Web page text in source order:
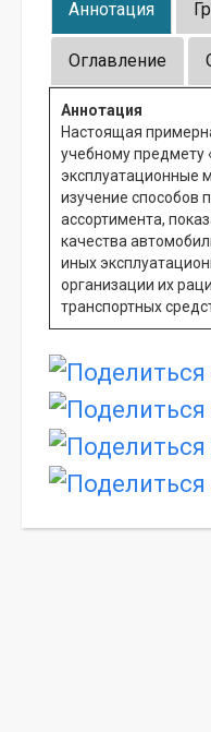
Аннотация
Оглавление
Аннотация
Настоящая
учебному
эксплуатационные
изучение способов
ассортимента,
качества
иных
организации их
транспортных